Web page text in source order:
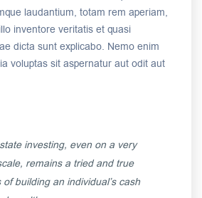
laudantium, totam rem aperiam,
inventore veritatis et quasi
dicta sunt explicabo. Nemo enim
voluptas sit aspernatur aut odit aut
investing, even on a very
remains a tried and true
of building an individual’s cash